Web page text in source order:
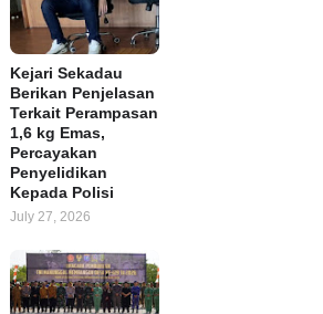
Kejari Sekadau
Berikan Penjelasan
Terkait Perampasan
1,6 kg Emas,
Percayakan
Penyelidikan
Kepada Polisi
July 27, 2026